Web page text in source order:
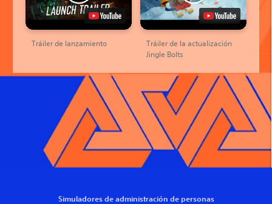
Tráiler de lanzamiento
Tráiler de la actualización
Jingle Bolts
Simuladores de administración de personas